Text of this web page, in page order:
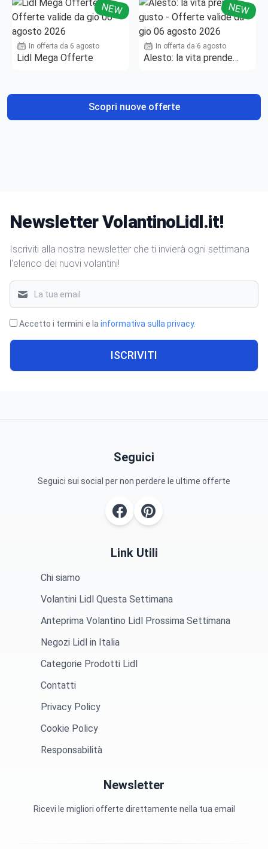
NEW
In offerta da 6 agosto
Lidl Mega Offerte
NEW
In offerta da 6 agosto
Alesto: la vita prende
Scopri nuove offerte
Newsletter VolantinoLidl.it!
Iscriviti alla nostra newsletter che ti invierà ogni settimana
l'elenco dei nuovi volantini!
Accetto i termini e lainformativa sulla privacy.
ISCRIVITI
Seguici
Seguici sui social per non perdere le ultime offerte
Link Utili
Chi siamo
Volantini Lidl Questa Settimana
Anteprima Volantino Lidl Prossima Settimana
Negozi Lidl in Italia
Categorie Prodotti Lidl
Contatti
Privacy Policy
Cookie Policy
Responsabilità
Newsletter
Ricevi le migliori offerte direttamente nella tua email